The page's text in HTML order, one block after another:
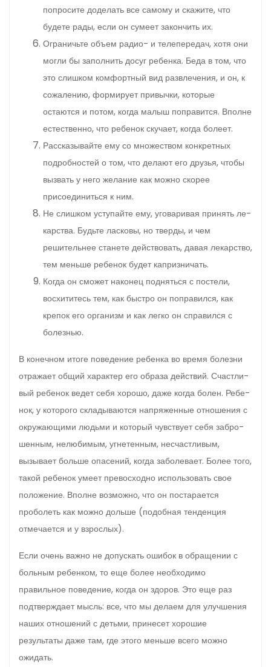
попросите доделать все само­му и скажите, что
будете рады, если он сумеет закон­чить их.
Ограничьте объем радио- и телепередач, хотя они
могли бы заполнить досуг ребенка. Беда в том, что
это слишком комфортный вид развлечения, и он, к
сожалению, формирует привычки, которые
остаются и потом, когда малыш поправится. Вполне
естественно, что ребенок скучает, когда болеет.
Рассказывайте ему со множеством конкретных
подробностей о том, что делают его друзья, чтобы
вызвать у него желание как можно скорее
присоединиться к ним.
Не слишком уступайте ему, уговаривая принять ле­
карства. Будьте ласковы, но тверды, и чем
решительнее станете действовать, давая лекарство,
тем меньше ребенок будет капризничать.
Когда он сможет наконец подняться с постели,
восхититесь тем, как быстро он поправился, как
крепок его организм и как легко он справился с
болезнью.
В конечном итоге поведение ребенка во время болезни
отражает общий характер его образа действий. Счастли­
вый ребенок ведет себя хорошо, даже когда болен. Ребе­
нок, у которого складываются напряженные отношения с
окружающими людьми и который чувствует себя забро­
шенным, нелюбимым, угнетенным, несчастливым,
вызывает больше опасений, когда заболевает. Более того,
такой ре­бенок умеет превосходно использовать свое
положение. Вполне возможно, что он постарается
проболеть как можно дольше (подобная тенденция
отмечается и у взрослых).
Если очень важно не допускать ошибок в обращении с
больным ребенком, то еще более необходимо
правильное поведение, когда он здоров. Это еще раз
подтверждает мысль: все, что мы делаем для улучшения
наших отно­шений с детьми, принесет хорошие
результаты даже там, где этого меньше всего можно
ожидать.